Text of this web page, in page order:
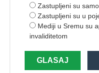
Zastupljeni su
Zastupljeni su u
Mediji u Sremu su
invaliditetom
GLASAJ